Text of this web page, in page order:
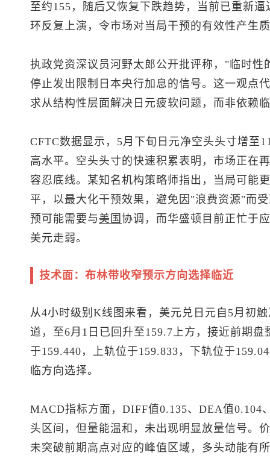
至约155，随后又恢复下跌趋势，当前已重新
环反复上演，令市场对当局干预的有效性产生
执政党资深议员河野太郎公开批评称，"临时
停止发出限制日本央行加息的信号。这一观
求从结构性层面解决日元疲软问题，而非依赖
CFTC数据显示，5月下旬日元净空头头寸增至
高水平。空头头寸的快速积累表明，市场正在
容忍底线。某知名机构策略师指出，当局可能
平，以最大化干预效果，避免因"浪费资源"而
预可能需要与 美国 协调，而华盛顿目前正忙于
美元走弱。
技术面：布林带收窄预示方向选择临近
从4小时级别K线图来看， 美元兑日元 自5月初
道，至6月1日已回升至159.7上方，接近前期
于159.440，上轨位于159.833，下轨位于
临方向选择。
MACD指标方面，DIFF值0.135、DEA值0.104
头区间，但量能温和，未出现明显放量信号。
未突破前期高点对应的峰值区域，多头动能有